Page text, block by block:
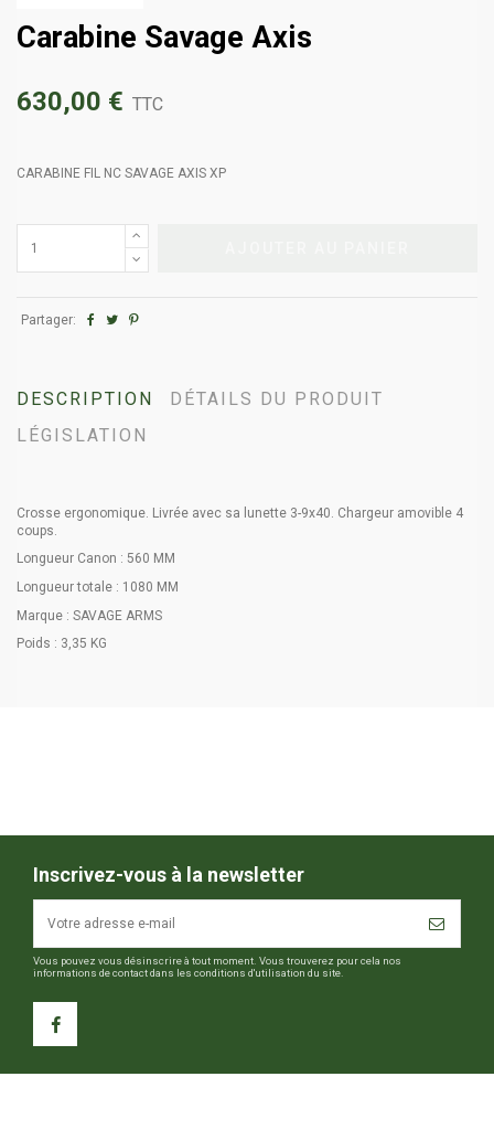
Carabine Savage Axis
630,00 € TTC
CARABINE FIL NC SAVAGE AXIS XP
Partager:
DESCRIPTION
DÉTAILS DU PRODUIT
LÉGISLATION
Crosse ergonomique. Livrée avec sa lunette 3-9x40. Chargeur amovible 4
coups.
Longueur Canon : 560 MM
Longueur totale : 1080 MM
Marque : SAVAGE ARMS
Poids : 3,35 KG
Inscrivez-vous à la newsletter
Vous pouvez vous désinscrire à tout moment. Vous trouverez pour cela nos
informations de contact dans les conditions d'utilisation du site.